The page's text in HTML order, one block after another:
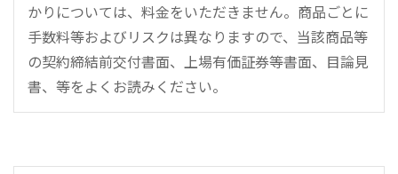
かりについては、料金をいただきません。商品ごとに
手数料等およびリスクは異なりますので、当該商品等
の契約締結前交付書面、上場有価証券等書面、目論見
書、等をよくお読みください。